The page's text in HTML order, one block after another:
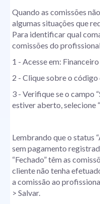
Quando as comissões
algumas situações que
Para identificar qual
comissões do
1 - Acesse em:
2 - Clique sobre o código
3 - Verifique se o campo
estiver aberto, selecione
Lembrando que o status
sem pagamento
“Fechado” têm as
cliente não tenha
a comissão ao
> Salvar.